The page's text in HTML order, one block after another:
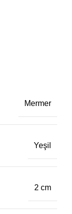
Mermer
Yeşil
2 cm